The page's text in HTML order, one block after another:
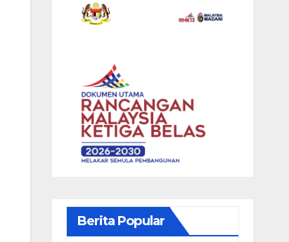
Berita Popular